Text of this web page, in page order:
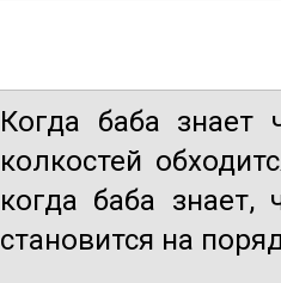
Когда баба знает
колкостей
когда баба
становится на